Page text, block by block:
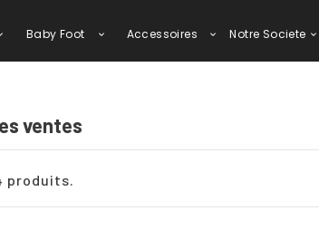
Baby Foot Accessoires Notre Societe
ventes
produits.